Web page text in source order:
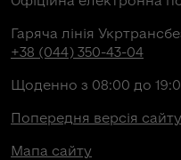
Гаряча лінія
+38 (044) 350-43-04
Щоденно з 08:00 до
Попередня версія сайту
Мапа сайту